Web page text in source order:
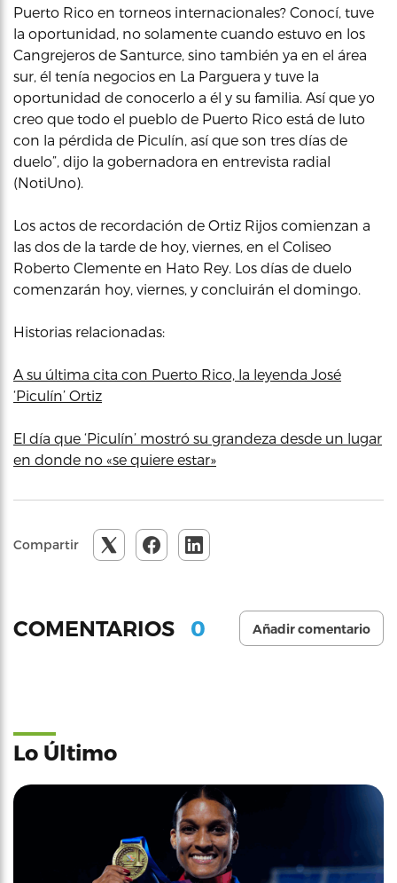
Puerto Rico en torneos internacionales? Conocí, tuve
la oportunidad, no solamente cuando estuvo en los
Cangrejeros de Santurce, sino también ya en el área
sur, él tenía negocios en La Parguera y tuve la
oportunidad de conocerlo a él y su familia. Así que yo
creo que todo el pueblo de Puerto Rico está de luto
con la pérdida de Piculín, así que son tres días de
duelo”, dijo la gobernadora en entrevista radial
(NotiUno).
Los actos de recordación de Ortiz Rijos comienzan a
las dos de la tarde de hoy, viernes, en el Coliseo
Roberto Clemente en Hato Rey. Los días de duelo
comenzarán hoy, viernes, y concluirán el domingo.
Historias relacionadas:
A su última cita con Puerto Rico, la leyenda José
‘Piculín’ Ortiz
El día que ‘Piculín’ mostró su grandeza desde un lugar
en donde no «se quiere estar»
Compartir
COMENTARIOS 0 Añadir comentario
Lo Último